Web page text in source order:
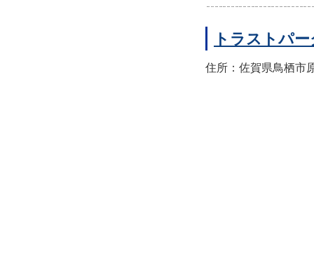
トラストパ
住所：佐賀県鳥栖市